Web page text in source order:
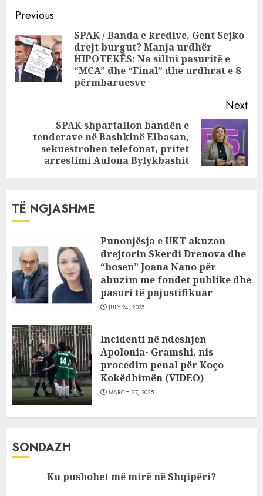
Continue
Reading
Previous
SPAK / Banda e kredive, Gent Sejko
drejt burgut? Manja urdhër
HIPOTEKËS: Na sillni pasuritë e
“MCA” dhe “Final” dhe urdhrat e 8
përmbaruesve
Next
Next
SPAK shpartallon bandën e
tenderave në Bashkinë Elbasan,
sekuestrohen telefonat, pritet
arrestimi Aulona Bylykbashit
TË NGJASHME
Punonjësja e UKT akuzon
drejtorin Skerdi Drenova dhe
“bosen” Joana Nano për
abuzim me fondet publike dhe
pasuri të pajustifikuar
JULY 24, 2025
Incidenti në ndeshjen
Apolonia- Gramshi, nis
procedim penal për Koço
Kokëdhimën (VIDEO)
MARCH 27, 2025
SONDAZH
Ku pushohet më mirë në Shqipëri?